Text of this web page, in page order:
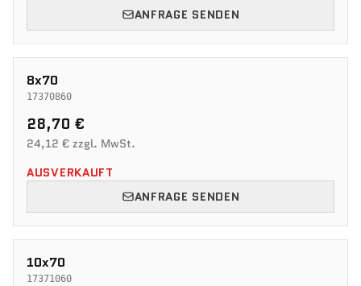
ANFRAGE SENDEN
8x70
17370860
28,70 €
24,12 € zzgl. MwSt.
AUSVERKAUFT
ANFRAGE SENDEN
10x70
17371060